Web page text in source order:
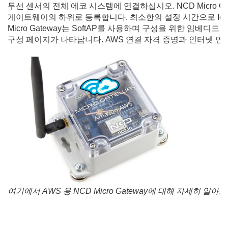
무선 센서의 전체 에코 시스템에 연결하십시오. NCD Micro
게이트웨이의 하위로 등록합니다. 최소한의 설정 시간으로
Micro Gateway는 SoftAP를 사용하며 구성을 위한 임베디드
구성 페이지가 나타납니다. AWS 연결 자격 증명과 인터넷
여기에서 AWS 용 NCD Micro Gateway에 대해 자세히 알아